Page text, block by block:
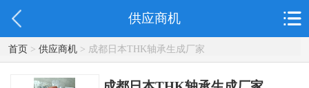
供应商机
首页> 供应商机> 成都日本THK轴承生成厂家